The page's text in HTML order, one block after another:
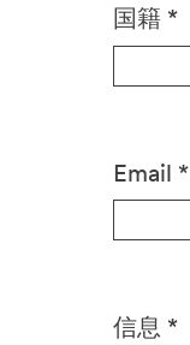
国籍 *
Email *
信息 *